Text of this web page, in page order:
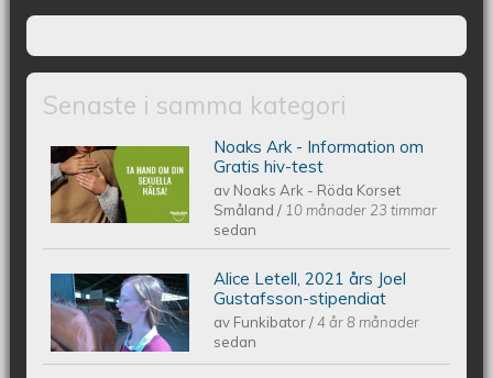
Senaste i samma kategori
Noaks Ark - Information på 6 språk
Noaks Ark - Information om
Gratis hiv-test
av Noaks Ark - Röda Korset
Småland/ 10 månader 23 timmar
sedan
Alice Letell är årets Joel Gustafsson-
stipendiat
Alice Letell, 2021 års Joel
Gustafsson-stipendiat
av Funkibator/4 år 8 månader
sedan